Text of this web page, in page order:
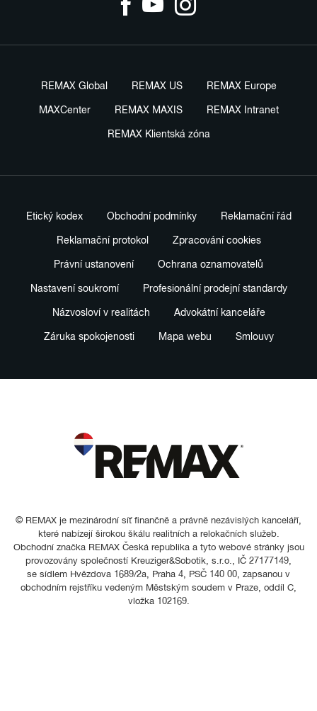
REMAX Global REMAX US REMAX Europe
MAXCenter REMAX MAXIS REMAX Intranet
REMAX Klientská zóna
Etický kodex Obchodní podmínky Reklamační řád
Reklamační protokol Zpracování cookies
Právní ustanovení Ochrana oznamovatelů
Nastavení soukromí Profesionální prodejní standardy
Názvosloví v realitách Advokátní kanceláře
Záruka spokojenosti Mapa webu Smlouvy
© REMAX je mezinárodní síť finančně a právně nezávislých kanceláří,
které nabízejí širokou škálu realitních a relokačních služeb.
Obchodní značka REMAX Česká republika a tyto webové stránky jsou
provozovány společností Kreuziger&Sobotik, s.r.o., IČ 27177149,
se sídlem Hvězdova 1689/2a, Praha 4, PSČ 140 00, zapsanou v
obchodním rejstříku vedeným Městským soudem v Praze, oddíl C,
vložka 102169.